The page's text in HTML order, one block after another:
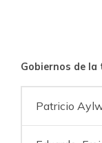
Gobiernos de
Patricio